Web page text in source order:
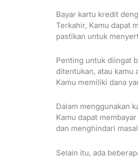
Bayar kartu kredit
Terkahir, Kamu dapat
pastikan untuk
Penting untuk diingat
ditentukan, atau kamu
Kamu memiliki dana
Dalam menggunakan
Kamu dapat
dan menghindari
Selain itu, ada